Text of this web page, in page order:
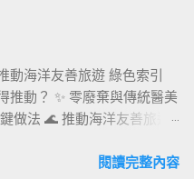
渣和咖啡渣等，替代塑
低污染排放。 設計創意 ：
用耐用且可回收的紙質材
塑料包裝的地位。 環保包
後，國際和地方法規起到了
：推動減塑法規，鼓勵商家
海洋友善旅遊 綠色索引
推動？ ✨ 零廢棄與傳統醫美
做法 🌊 推動海洋友善旅遊
美是什麼？為什麼值得推動？
閱讀完整內容